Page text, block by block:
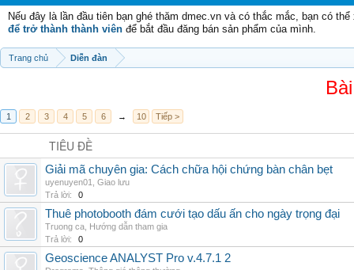
Nếu đây là lần đầu tiên bạn ghé thăm dmec.vn và có thắc mắc, bạn có
để trở thành thành viên để bắt đầu đăng bán sản phẩm của mình.
Trang chủ Diễn đàn
1 2 3 4 5 6 → 10 Tiếp >
TIÊU ĐỀ
Giải mã chuyên gia: Cách chữa hội chứng bàn chân bẹt
uyenuyen01
Giao lưu
Trả lời:
0
Thuê photobooth đám cưới tạo dấu ấn cho ngày trọng đại
Truong ca Hướng dẫn tham gia
Trả lời:
0
Geoscience ANALYST Pro v.4.7.1 2